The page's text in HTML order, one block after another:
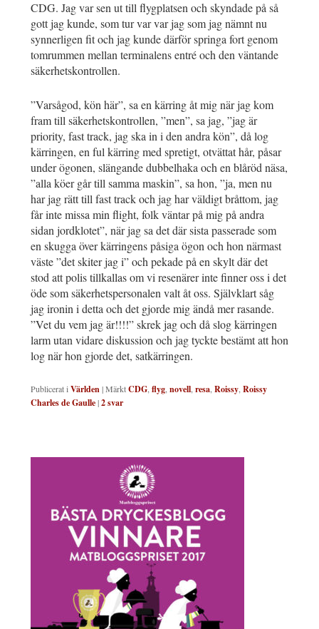
CDG. Jag var sen ut till flygplatsen och skyndade på så
gott jag kunde, som tur var var jag som jag nämnt nu
synnerligen fit och jag kunde därför springa fort genom
tomrummen mellan terminalens entré och den väntande
säkerhetskontrollen.
”Varsågod, kön här”, sa en kärring åt mig när jag kom
fram till säkerhetskontrollen, ”men”, sa jag, ”jag är
priority, fast track, jag ska in i den andra kön”, då log
kärringen, en ful kärring med spretigt, otvättat hår, påsar
under ögonen, slängande dubbelhaka och en blåröd näsa,
”alla köer går till samma maskin”, sa hon, ”ja, men nu
har jag rätt till fast track och jag har väldigt bråttom, jag
får inte missa min flight, folk väntar på mig på andra
sidan jordklotet”, när jag sa det där sista passerade som
en skugga över kärringens påsiga ögon och hon närmast
väste ”det skiter jag i” och pekade på en skylt där det
stod att polis tillkallas om vi resenärer inte finner oss i det
öde som säkerhetspersonalen valt åt oss. Självklart såg
jag ironin i detta och det gjorde mig ändå mer rasande.
”Vet du vem jag är!!!!” skrek jag och då slog kärringen
larm utan vidare diskussion och jag tyckte bestämt att hon
log när hon gjorde det, satkärringen.
Publicerat iVärlden|MärktCDG,flyg,novell,resa,Roissy,Roissy
Charles de Gaulle|2svar